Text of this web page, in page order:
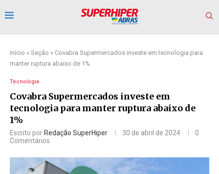
Início » Seção » Covabra Supermercados investe em tecnologia para
manter ruptura abaixo de 1%
Tecnologia
Covabra Supermercados investe em
tecnologia para manter ruptura abaixo de
1%
Escrito porRedação SuperHiper 30 de abril de 2024
0
Comentários